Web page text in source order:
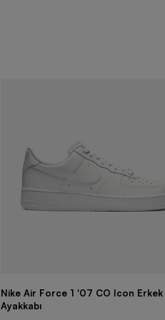
Nike Air Force 1 '07 CO Icon Erkek
Ayakkabı